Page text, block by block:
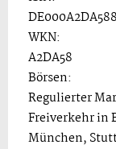
DE000A2DA588
WKN:
A2DA58
Börsen:
Regulierter
Freiverkehr in
München,